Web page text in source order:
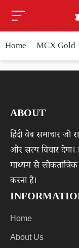
Home MCX Gold
ABOUT
हिंदी वेब समाचार जो
और सत्य विचार देगा।
माध्यम से
करना है।
Home
About Us